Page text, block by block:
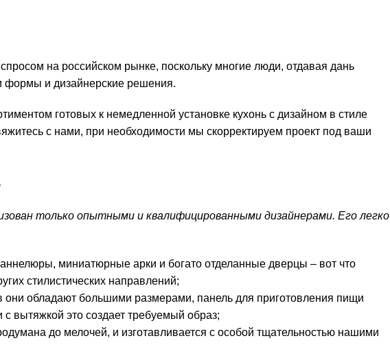
на российском рынке, поскольку многие люди, отдавая дань
формы и дизайнерские решения.
готовых к немедленной установке кухонь с дизайном в стиле
с нами, при необходимости мы скорректируем проект под ваши
только опытными и квалифицированными дизайнерами. Его легко
миниатюрные арки и богато отделанные дверцы – вот что
стилистических направлений;
они обладают большими размерами, панель для приготовления пищи
вытяжкой это создает требуемый образ;
до мелочей, и изготавливается с особой тщательностью нашими